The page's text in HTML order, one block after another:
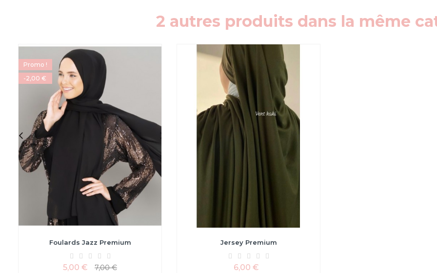
2 autres produits dans la même
Promo !
-2,00 €
Foulards Jazz Premium
5,00 € 7,00 €
Jersey Premium
6,00 €